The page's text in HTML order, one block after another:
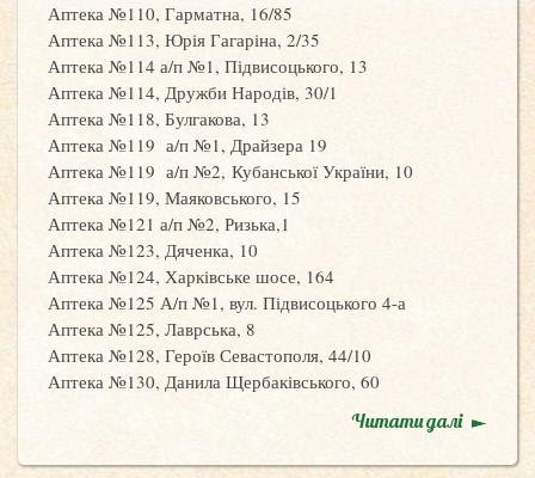
Аптека №110, Гарматна, 16/85
Аптека №113, Юрія Гагаріна, 2/35
Аптека №114 а/п №1, Підвисоцького, 13
Аптека №114, Дружби Народів, 30/1
Аптека №118, Булгакова, 13
Аптека №119 а/п №1, Драйзера 19
Аптека №119 а/п №2, Кубанської України, 10
Аптека №119, Маяковського, 15
Аптека №121 а/п №2, Ризька,1
Аптека №123, Дяченка, 10
Аптека №124, Харківське шосе, 164
Аптека №125 А/п №1, вул. Підвисоцького 4-а
Аптека №125, Лаврська, 8
Аптека №128, Героїв Севастополя, 44/10
Аптека №130, Данила Щербаківського, 60
Читати далі